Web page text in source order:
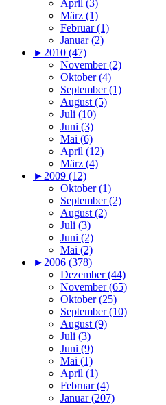
April (3)
März (1)
Februar (1)
Januar (2)
► 2010 (47)
November (2)
Oktober (4)
September (1)
August (5)
Juli (10)
Juni (3)
Mai (6)
April (12)
März (4)
► 2009 (12)
Oktober (1)
September (2)
August (2)
Juli (3)
Juni (2)
Mai (2)
► 2006 (378)
Dezember (44)
November (65)
Oktober (25)
September (10)
August (9)
Juli (3)
Juni (9)
Mai (1)
April (1)
Februar (4)
Januar (207)